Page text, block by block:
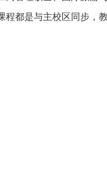
都是与主校区同步，